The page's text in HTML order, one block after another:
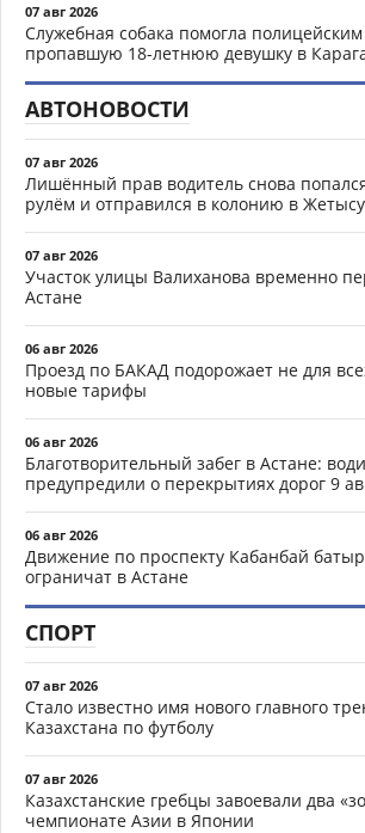
07 авг 2026
Служебная собака помогла
пропавшую 18-летнюю девушку в
АВТОНОВОСТИ
07 авг 2026
Лишённый прав водитель снова
рулём и отправился в колонию в
07 авг 2026
Участок улицы Валиханова временно
Астане
06 авг 2026
Проезд по БАКАД подорожает не для
новые тарифы
06 авг 2026
Благотворительный забег в Астане:
предупредили о перекрытиях дорог 9
06 авг 2026
Движение по проспекту Кабанбай
ограничат в Астане
СПОРТ
07 авг 2026
Стало известно имя нового главного
Казахстана по футболу
07 авг 2026
Казахстанские гребцы завоевали два
чемпионате Азии в Японии